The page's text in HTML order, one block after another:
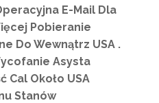
E-Mail Dla
Pobieranie
Do Wewnątrz USA .
Asysta
Cal Około USA
Stanów